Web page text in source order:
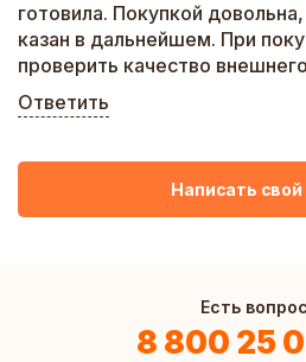
готовила. Покупкой
казан в дальнейшем. При
проверить качество
Ответить
Написать
Есть
8 800 25